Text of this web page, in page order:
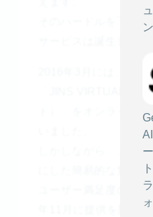
ン
そのハードルを下げ
2016年3月には、メ
「JINS VIRTUAL-FIT
ト）」をオンライン
しかしながら、この
にした簡易的な判定
ユーザー満足度のさ
年11月に提供を開始